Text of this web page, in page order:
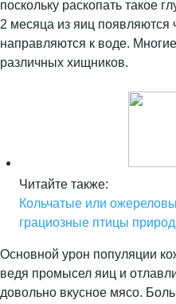
поскольку раскопать такое
2 месяца из яиц появляются
направляются к воде.
различных хищников.
Читайте также:
Кольчатые или
грациозные птицы
Основной урон популяции
ведя промысел яиц и
довольно вкусное мясо.